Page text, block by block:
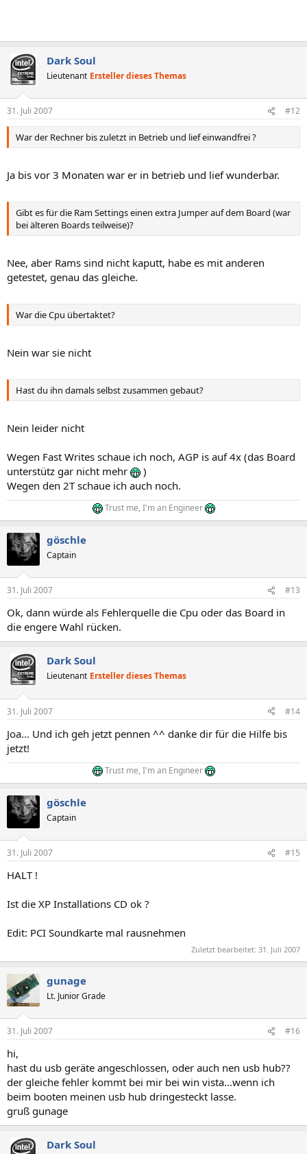
Dark Soul
Lieutenant Ersteller dieses Themas
31. Juli 2007 #12
War der Rechner bis zuletzt in Betrieb und lief einwandfrei ?
Ja bis vor 3 Monaten war er in betrieb und lief wunderbar.
Gibt es für die Ram Settings einen extra Jumper auf dem Board (war
bei älteren Boards teilweise)?
Nee, aber Rams sind nicht kaputt, habe es mit anderen
getestet, genau das gleiche.
War die Cpu übertaktet?
Nein war sie nicht
Hast du ihn damals selbst zusammen gebaut?
Nein leider nicht
Wegen Fast Writes schaue ich noch, AGP is auf 4x (das Board
unterstütz gar nicht mehr
)
Wegen den 2T schaue ich auch noch.
Trust me, I'm an Engineer
göschle
Captain
31. Juli 2007 #13
Ok, dann würde als Fehlerquelle die Cpu oder das Board in
die engere Wahl rücken.
Dark Soul
Lieutenant Ersteller dieses Themas
31. Juli 2007 #14
Joa... Und ich geh jetzt pennen ^^ danke dir für die Hilfe bis
jetzt!
Trust me, I'm an Engineer
göschle
Captain
31. Juli 2007 #15
HALT !
Ist die XP Installations CD ok ?
Edit: PCI Soundkarte mal rausnehmen
Zuletzt bearbeitet: 31. Juli 2007
gunage
Lt. Junior Grade
31. Juli 2007 #16
hi,
hast du usb geräte angeschlossen, oder auch nen usb hub??
der gleiche fehler kommt bei mir bei win vista...wenn ich
beim booten meinen usb hub dringesteckt lasse.
gruß gunage
Dark Soul